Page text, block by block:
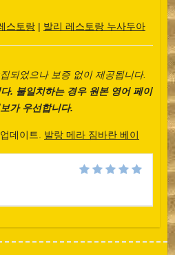
스토랑 | 발리 레스토랑 누사두아
되었으나 보증 없이 제공됩니다.
. 불일치하는 경우 원본 영어 페이
가 우선합니다.
데이트. 발랑 메라 짐바란 베이
Français
Deutsch
Italiano
日本語
Português do Brasil